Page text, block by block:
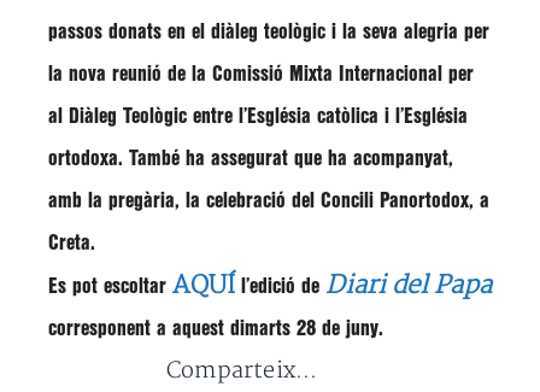
passos donats en el diàleg teològic i la seva alegria per
la nova reunió de la Comissió Mixta Internacional per
al Diàleg Teològic entre l’Església catòlica i l’Església
ortodoxa. També ha assegurat que ha acompanyat,
amb la pregària, la celebració del Concili Panortodox, a
Creta.
Es pot escoltar AQUÍ l’edició de Diari del Papa
corresponent a aquest dimarts 28 de juny.
Comparteix...